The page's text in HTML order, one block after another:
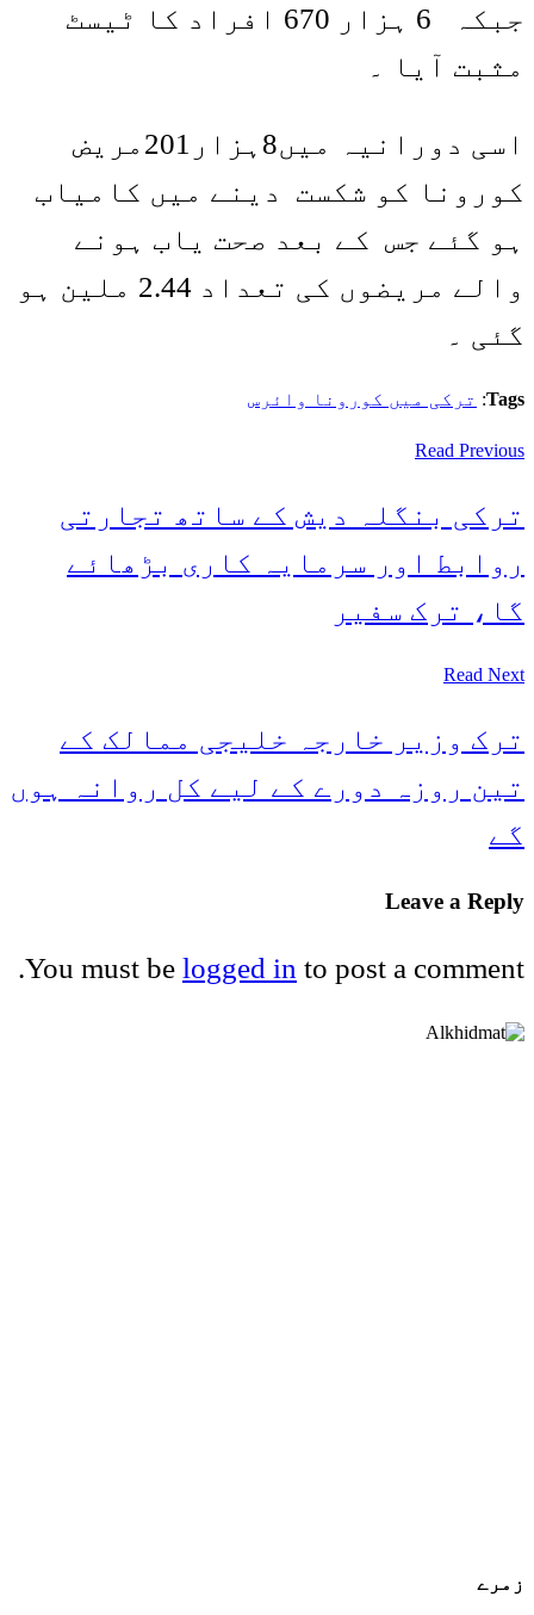
جبکہ 6 ہزار 670 افراد کا ٹیسٹ
مثبت آیا ۔
اسی دورانیہ میں8ہزار201مریض
کورونا کو شکست دینے میں کامیاب
ہو گئے جس کے بعد صحت یاب ہونے
والے مریضوں کی تعداد 2.44 ملین ہو
گئی ۔
Tags
: ترکی میں کورونا وائرس
Read Previous
ترکی بنگلہ دیش کے ساتھ تجارتی
روابط اور سرمایہ کاری بڑھائے
گا، ترک سفیر
Read Next
ترک وزیر خارجہ خلیجی ممالک کے
تین روزہ دورے کے لیے کل روانہ ہوں
گے
Leave a Reply
You must be logged in to post a comment.
زمرے